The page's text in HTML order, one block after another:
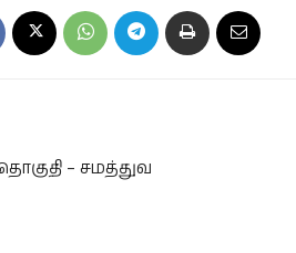
– சமத்துவ